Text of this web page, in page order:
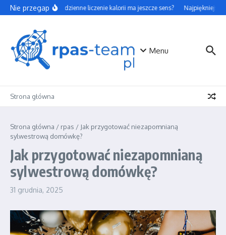
Przejdź do treści
Nie przegapCzy codzienne liczenie kalorii ma jeszcze sens? Najpiękniejsze
Menu
Strona główna
Strona główna / rpas / Jak przygotować niezapomnianą
sylwestrową domówkę?
Jak przygotować niezapomnianą
sylwestrową domówkę?
31 grudnia, 2025